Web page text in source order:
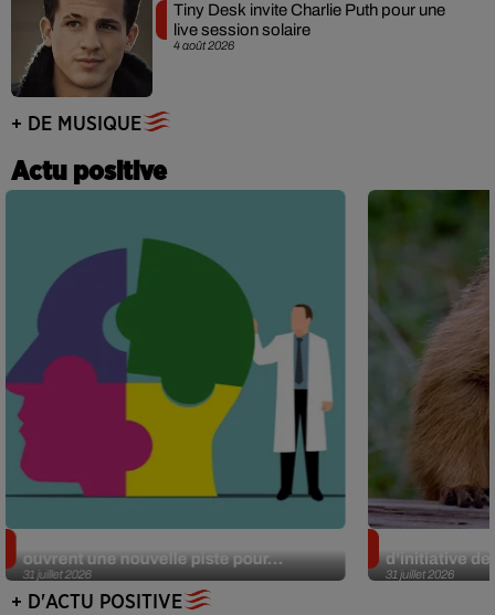
4 août 2026
Tiny Desk invite Charlie Puth pour une
live session solaire
+ DE MUSIQUE
Actu positive
31 juillet 2026
ouvrent une nouvelle piste pour...
31 juillet 2026
d’initiative
+ D'ACTU POSITIVE